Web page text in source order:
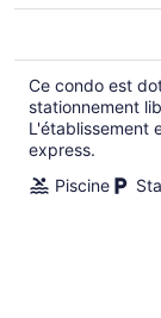
Ce condo est
stationnement
L'établissement
express.
Piscine